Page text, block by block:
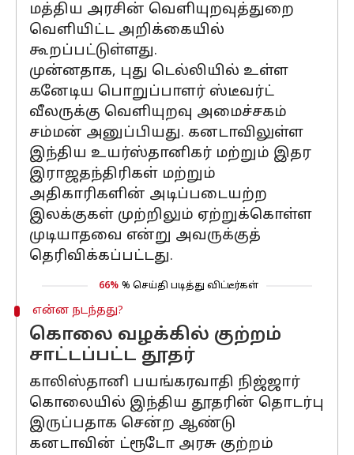
மத்திய அரசின் வெளியுறவுத்துறை
வெளியிட்ட அறிக்கையில்
கூறப்பட்டுள்ளது.
முன்னதாக, புது டெல்லியில் உள்ள
கனேடிய பொறுப்பாளர் ஸ்டீவர்ட்
வீலருக்கு வெளியுறவு அமைச்சகம்
சம்மன் அனுப்பியது. கனடாவிலுள்ள
இந்திய உயர்ஸ்தானிகர் மற்றும் இதர
இராஜதந்திரிகள் மற்றும்
அதிகாரிகளின் அடிப்படையற்ற
இலக்குகள் முற்றிலும் ஏற்றுக்கொள்ள
முடியாதவை என்று அவருக்குத்
தெரிவிக்கப்பட்டது.
66% % செய்தி படித்து விட்டீர்கள்
என்ன நடந்தது?
கொலை வழக்கில் குற்றம்
சாட்டப்பட்ட தூதர்
காலிஸ்தானி பயங்கரவாதி நிஜ்ஜார்
கொலையில் இந்திய தூதரின் தொடர்பு
இருப்பதாக சென்ற ஆண்டு
கனடாவின் ட்ரூடோ அரசு குற்றம்